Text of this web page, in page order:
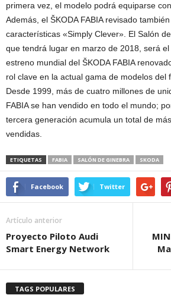
primera vez, el modelo podrá equiparse
Además, el ŠKODA FABIA revisado
características «Simply Clever». El Salón
que tendrá lugar en marzo de 2018, será
estreno mundial del ŠKODA FABIA
rol clave en la actual gama de modelos del
Desde 1999, más de cuatro millones de
FABIA se han vendido en todo el mundo;
tercera generación acumula un total de
vendidas.
ETIQUETAS FABIA SALÓN DE GINEBRA SKODA
Facebook Twitter
Artículo anterior
Proyecto Piloto Audi
Smart Energy Network
TAGS POPULARES